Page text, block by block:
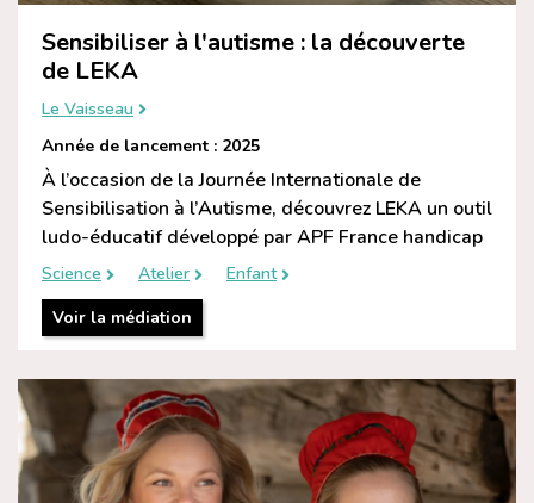
Sensibiliser à l'autisme : la découverte
de LEKA
Le Vaisseau
Année de lancement : 2025
À l’occasion de la Journée Internationale de
Sensibilisation à l’Autisme, découvrez LEKA un outil
ludo-éducatif développé par APF France handicap
Science Atelier
Enfant
Voir la médiation